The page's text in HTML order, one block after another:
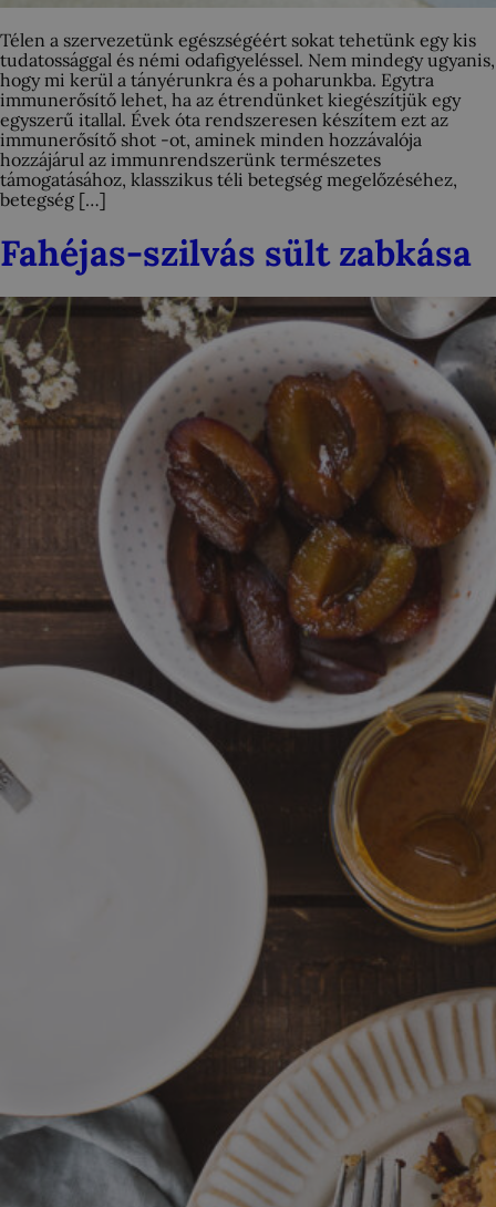
Télen a szervezetünk egészségéért sokat tehetünk egy kis
tudatossággal és némi odafigyeléssel. Nem mindegy ugyanis,
hogy mi kerül a tányérunkra és a poharunkba. Egytra
immunerősítő lehet, ha az étrendünket kiegészítjük egy
egyszerű itallal. Évek óta rendszeresen készítem ezt az
immunerősítő shot -ot, aminek minden hozzávalója
hozzájárul az immunrendszerünk természetes
támogatásához, klasszikus téli betegség megelőzéséhez,
betegség […]
Fahéjas-szilvás sült zabkása